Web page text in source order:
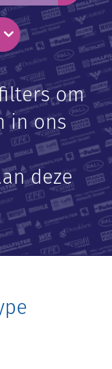
Toggle Dropdown
om
in ons
deze